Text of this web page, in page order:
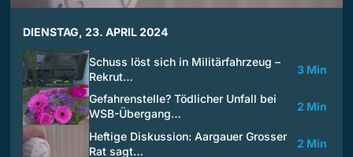
DIENSTAG, 23. APRIL 2024
Schuss löst sich in Militärfahrzeug –
Rekrut…
3 Min
Gefahrenstelle? Tödlicher Unfall bei
WSB-Übergang…
2 Min
Heftige Diskussion: Aargauer Grosser
Rat sagt…
2 Min